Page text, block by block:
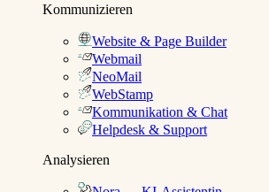
Kommunizieren
Website & Page Builder
Webmail
NeoMail
WebStamp
Kommunikation & Chat
Helpdesk & Support
Analysieren